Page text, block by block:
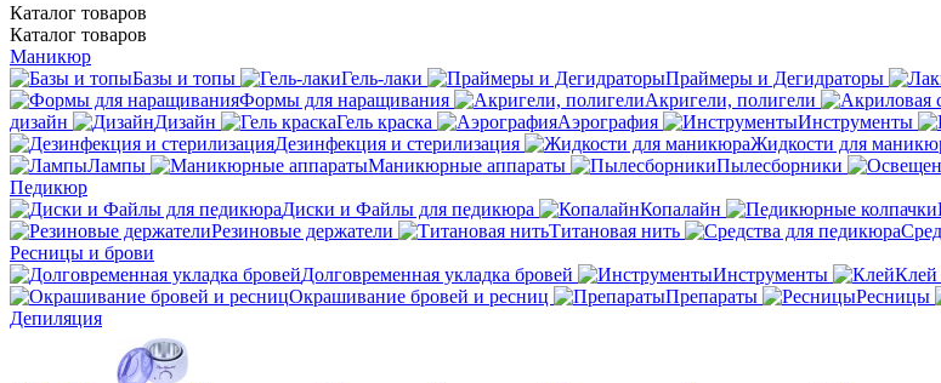
Каталог товаров
Каталог товаров
Маникюр
Базы и топы
Гель-лаки Праймеры и Дегидраторы
Формы для наращивания
Акригели, полигели
дизайн
Дизайн Гель краска Аэрография Инструменты
Дезинфекция и стерилизация
Жидкости для
Лампы
Маникюрные аппараты Пылесборники
Педикюр
Диски и Файлы для педикюра
Копалайн
Резиновые держатели
Титановая нить
Ресницы и брови
Долговременная укладка бровей
Инструменты Клей
Окрашивание бровей и ресниц
Препараты Ресницы
Депиляция